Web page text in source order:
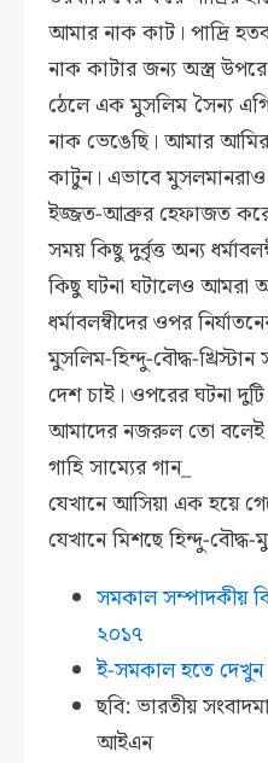
আমার নাক কাট। পাদ্রি
নাক কাটার জন্য অস্ত্র
ঠেলে এক মুসলিম সৈন্য
নাক ভেঙেছি। আমার
কাটুন। এভাবে মুসলমানরাও
ইজ্জত-আব্রুর হেফাজত
সময় কিছু দুর্বৃত্ত অন্য
কিছু ঘটনা ঘটালেও আমরা
ধর্মাবলম্বীদের ওপর
মুসলিম-হিন্দু-বৌদ্ধ-
দেশ চাই। ওপরের ঘটনা
আমাদের নজরুল তো বলেই
গাহি সাম্যের গান_
যেখানে আসিয়া এক হয়ে
যেখানে মিশছে হিন্দু-
সমকাল সম্পাদকীয়
২০১৭
ই-সমকাল হতে দেখুন
ছবি: ভারতীয়
আইএন